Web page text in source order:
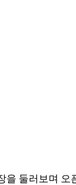
을 둘러보며 오